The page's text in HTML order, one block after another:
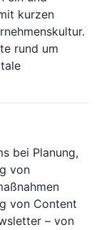
kurzen
rund um
bei Planung,
von
von Content
– von